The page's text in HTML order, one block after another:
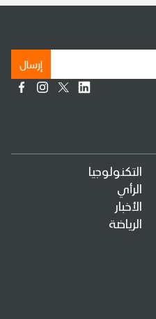
التكنولوجيا
الرأي
الأخبار
الرياضة
إرسال